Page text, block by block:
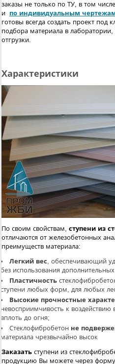
заказы не только по ТУ, в том
и по индивидуальным
готовы всегда создать проект под
подбора материала в лаборатории,
отгрузки.
Характеристики
По своим свойствам, ступени из
отличаются от железобетонных
преимуществ материала:
Легкий вес, обеспечивающий
без использования
Пластичность
ступени любых форм, для любых
Высокие прочностные
невосприимчивость к воздействию
вплоть до огня;
Стеклофибробетон не
материала чрезвычайно высок
Заказать ступени из
продукцию Вы можете через